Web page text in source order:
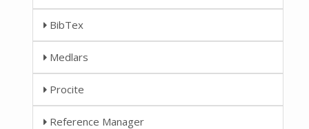
BibTex
Medlars
Procite
Reference Manager